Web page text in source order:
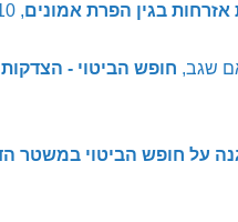
אזרחות בגין הפרת אמונים, 2.6.2010
שגב, חופש הביטוי - הצדקות
על חופש הביטוי במשטר